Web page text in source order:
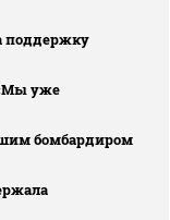
поддержку
уже
бомбардиром